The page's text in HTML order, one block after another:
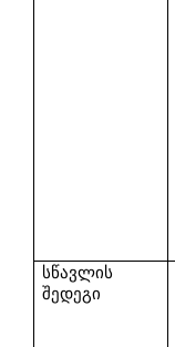
სწავლის
შედეგი